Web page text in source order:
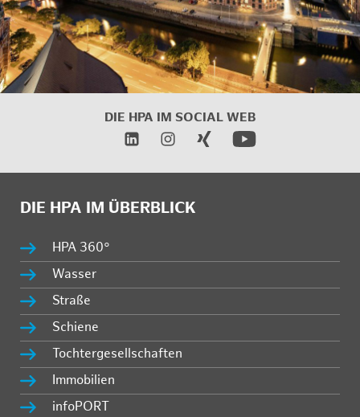
DIE HPA IM SOCIAL WEB
DIE HPA IM ÜBERBLICK
HPA 360°
Wasser
Straße
Schiene
Tochtergesellschaften
Immobilien
infoPORT